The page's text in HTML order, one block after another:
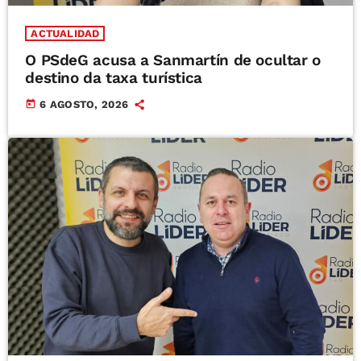
ACTUALIDAD
O PSdeG acusa a Sanmartín de ocultar o
destino da taxa turística
today 6 AGOSTO, 2026